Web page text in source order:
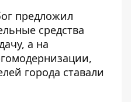
предложил
средства
а на
города ставали